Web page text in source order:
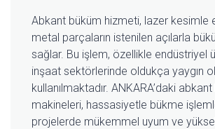
Abkant büküm hizmeti, lazer kesimle
metal parçaların istenilen açılarla
sağlar. Bu işlem, özellikle endüstriyel
inşaat sektörlerinde oldukça yaygın
kullanılmaktadır. ANKARA’daki
makineleri, hassasiyetle bükme
projelerde mükemmel uyum ve